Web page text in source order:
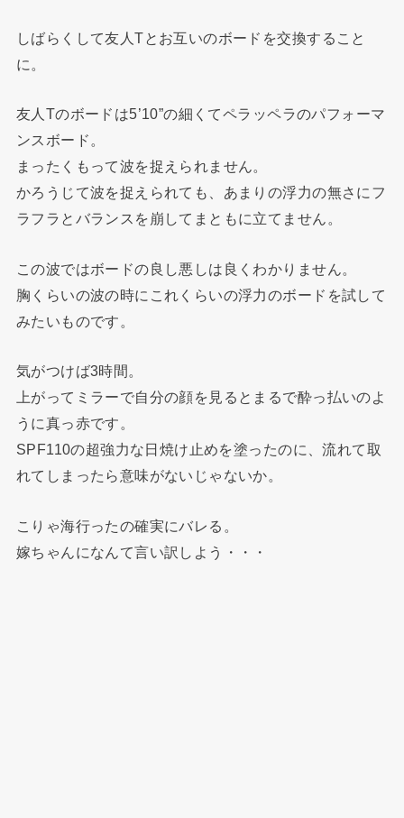
しばらくして友人Tとお互いのボードを交換すること
に。
友人Tのボードは5’10”の細くてペラッペラのパフォーマ
ンスボード。
まったくもって波を捉えられません。
かろうじて波を捉えられても、あまりの浮力の無さにフ
ラフラとバランスを崩してまともに立てません。
この波ではボードの良し悪しは良くわかりません。
胸くらいの波の時にこれくらいの浮力のボードを試して
みたいものです。
気がつけば3時間。
上がってミラーで自分の顔を見るとまるで酔っ払いのよ
うに真っ赤です。
SPF110の超強力な日焼け止めを塗ったのに、流れて取
れてしまったら意味がないじゃないか。
こりゃ海行ったの確実にバレる。
嫁ちゃんになんて言い訳しよう・・・